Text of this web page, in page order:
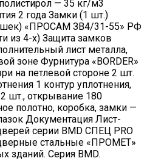
— 35 кг/м3
2 года Замки (1 шт.)
«ПРОСАМ ЗВ4/31-55» РФ
из 4-х) Защита замков
лист металла,
зоне Фурнитура «BORDER»
на петлевой стороне 2 шт.
1 контур уплотнения,
шт., открывание 180
полотно, коробка, замки —
Документация Лист-
серии BMD СПЕЦ PRO
стальные «ПРОМЕТ»
зданий. Серия BMD.